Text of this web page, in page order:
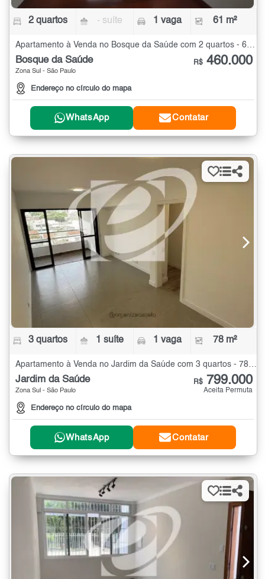
2 quartos - suíte 1 vaga 61 m²
Bosque da Saúde
Zona Sul - São Paulo
Endereço no círculo do mapa
R$ 460.000
WhatsApp Contatar
3 quartos 1 suíte 1 vaga 78 m²
Apartamento à Venda no Jardim da Saúde com 3 quartos - 78 m²
Jardim da Saúde
Zona Sul - São Paulo
Endereço no círculo do mapa
R$ 799.000
Aceita Permuta
WhatsApp Contatar